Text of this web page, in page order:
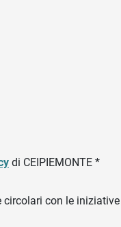
di CEIPIEMONTE *
con le